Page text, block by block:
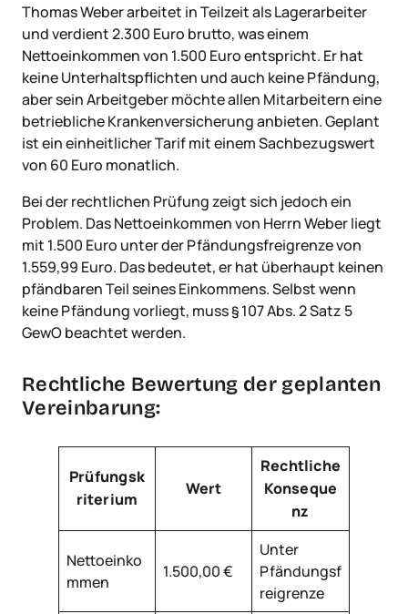
Thomas Weber arbeitet in Teilzeit als Lagerarbeiter
und verdient 2.300 Euro brutto, was einem
Nettoeinkommen von 1.500 Euro entspricht. Er hat
keine Unterhaltspflichten und auch keine Pfändung,
aber sein Arbeitgeber möchte allen Mitarbeitern eine
betriebliche Krankenversicherung anbieten. Geplant
ist ein einheitlicher Tarif mit einem Sachbezugswert
von 60 Euro monatlich.
Bei der rechtlichen Prüfung zeigt sich jedoch ein
Problem. Das Nettoeinkommen von Herrn Weber liegt
mit 1.500 Euro unter der Pfändungsfreigrenze von
1.559,99 Euro. Das bedeutet, er hat überhaupt keinen
pfändbaren Teil seines Einkommens. Selbst wenn
keine Pfändung vorliegt, muss § 107 Abs. 2 Satz 5
GewO beachtet werden.
Rechtliche Bewertung der geplanten
Vereinbarung:
Prüfungsk
riterium
Wert
Rechtliche
Konseque
nz
Nettoeinko
mmen
1.500,00 €
Unter
Pfändungsf
reigrenze